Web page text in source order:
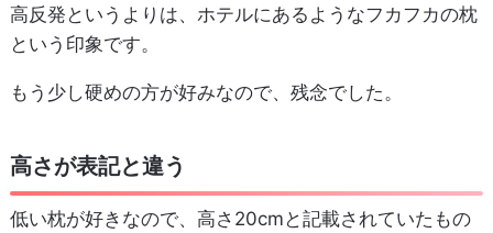
高反発というよりは、ホテルにあるようなフカフカの枕
という印象です。
もう少し硬めの方が好みなので、残念でした。
高さが表記と違う
低い枕が好きなので、高さ20cmと記載されていたもの